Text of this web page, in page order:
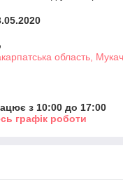
область,
з 10:00 до 17:00
графік роботи